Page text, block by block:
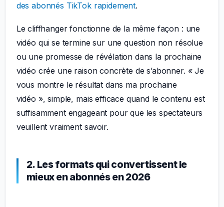
des abonnés TikTok rapidement.
Le cliffhanger fonctionne de la même façon : une
vidéo qui se termine sur une question non résolue
ou une promesse de révélation dans la prochaine
vidéo crée une raison concrète de s’abonner. « Je
vous montre le résultat dans ma prochaine
vidéo », simple, mais efficace quand le contenu est
suffisamment engageant pour que les spectateurs
veuillent vraiment savoir.
2. Les formats qui convertissent le
mieux en abonnés en 2026